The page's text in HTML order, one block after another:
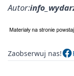
Autor:
Zaobserwuj nas!